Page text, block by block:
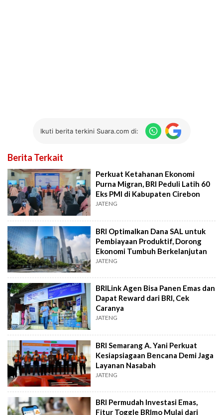
Ikuti berita terkini Suara.com di:
Berita Terkait
Perkuat Ketahanan Ekonomi
Purna Migran, BRI Peduli Latih 60
Eks PMI di Kabupaten Cirebon
JATENG
BRI Optimalkan Dana SAL untuk
Pembiayaan Produktif, Dorong
Ekonomi Tumbuh Berkelanjutan
JATENG
BRILink Agen Bisa Panen Emas dan
Dapat Reward dari BRI, Cek
Caranya
JATENG
BRI Semarang A. Yani Perkuat
Kesiapsiagaan Bencana Demi Jaga
Layanan Nasabah
JATENG
BRI Permudah Investasi Emas,
Fitur Toggle BRImo Mulai dari